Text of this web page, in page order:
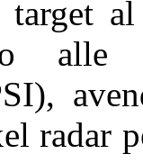
alle
radar